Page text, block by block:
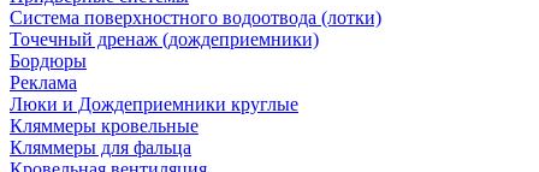
Система поверхностного водоотвода (лотки)
Точечный дренаж (дождеприемники)
Бордюры
Рекламa
Люки и Дождеприемники круглые
Кляммеры кровельные
Кляммеры для фальца